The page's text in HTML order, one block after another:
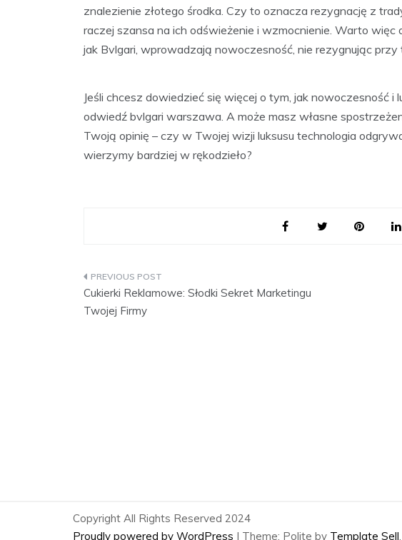
znalezienie złotego środka. Czy to oznacza rezygnację z
raczej szansa na ich odświeżenie i wzmocnienie. Warto więc
jak Bvlgari, wprowadzają nowoczesność, nie rezygnując przy
Jeśli chcesz dowiedzieć się więcej o tym, jak nowoczesność i
odwiedź bvlgari warszawa. A może masz własne
Twoją opinię – czy w Twojej wizji luksusu technologia
wierzymy bardziej w rękodzieło?
Nawigacja
wpisu
Cukierki Reklamowe: Słodki Sekret Marketingu
Twojej Firmy
Copyright All Rights Reserved 2024
Proudly powered by WordPress | Theme: Polite by Template Sell.